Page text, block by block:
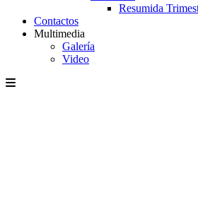
Resumida
Contactos
Multimedia
Galería
Video